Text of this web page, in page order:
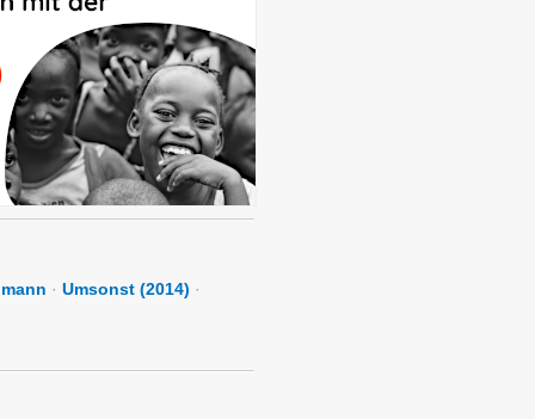
· Umsonst (2014) ·